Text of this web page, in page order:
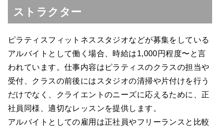
ストラクター
ピラティスフィットネススタジオなどが募集をしている
アルバイトとして働く場合、時給は1,000円程度〜と言
われています。仕事内容はピラティスのクラスの担当や
受付、クラスの前後にはスタジオの清掃や片付けを行う
だけでなく、クライエントのニーズに応えるために、正
社員同様、適切なレッスンを提供します。
アルバイトとしての雇用は正社員やフリーランスと比較